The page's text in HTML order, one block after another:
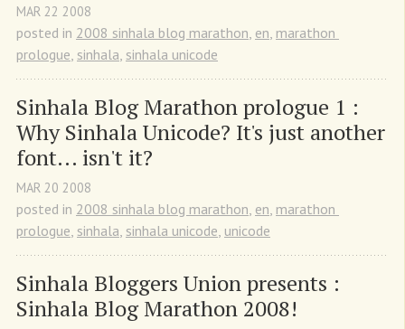
MAR 22 2008
posted in 2008 sinhala blog marathon, en, marathon
prologue, sinhala, sinhala unicode
Sinhala Blog Marathon prologue 1 :
Why Sinhala Unicode? It's just another
font... isn't it?
MAR 20 2008
posted in 2008 sinhala blog marathon, en, marathon
prologue, sinhala, sinhala unicode, unicode
Sinhala Bloggers Union presents :
Sinhala Blog Marathon 2008!